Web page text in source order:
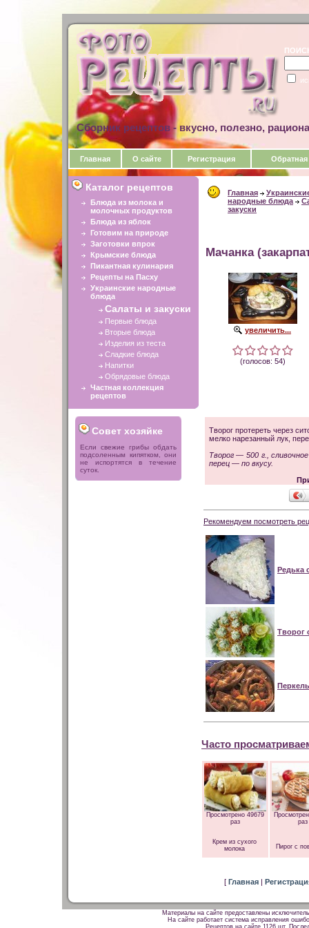
Сборник рецептов - вкусно, полезно,
Главная О сайте Регистрация Обратная
Каталог рецептов
Блюда из молока и
молочных продуктов
Блюда из яблок
Готовим на природе
Заготовки впрок
Крымские блюда
Пикантная кулинария
Рецепты на Пасху
Украинские народные
блюда
Салаты и закуски
Первые блюда
Вторые блюда
Изделия из теста
Сладкие блюда
Напитки
Обрядовые блюда
Частная коллекция
рецептов
Совет хозяйке
Если свежие грибы обдать
подсоленным кипятком, они
не испортятся в течение
суток.
Главная
народные блюда
закуски
Мачанка
увеличить...
(голосов: 54)
Творог протереть через
мелко нарезанный лук,
Творог — 500 г.,
перец — по вкусу.
Рекомендуем посмотреть
Редька
Творог
Часто
Просмотрено 49679
раз
Крем из сухого
молока
раз
Пирог с
[ Главная |
Материалы на сайте предоставлены
На сайте работает система исправления
Рецептов на сайте 1126 шт.